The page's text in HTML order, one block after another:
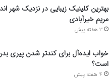
بهترین کلینیک زیبایی در نزدیک شهر
مریم خیرآبادی
3 هفته پیش
خواب ایده‌آل برای کندتر شدن پیری
است؟
4 هفته پیش